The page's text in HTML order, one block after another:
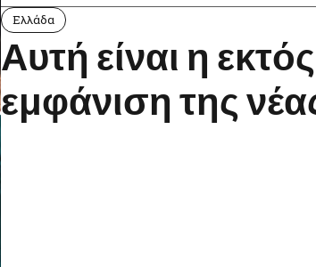
Ελλάδα
Αυτή είναι η
εμφάνιση της